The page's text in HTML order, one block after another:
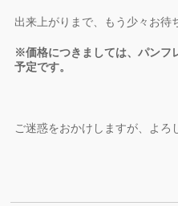
出来上がりまで、もう少々お待
※価格につきましては、パンフ
予定です。
ご迷惑をおかけしますが、よろ